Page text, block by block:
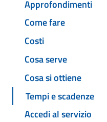
Approfondimenti
Come fare
Costi
Cosa serve
Cosa si ottiene
Tempi e scadenze
Accedi al servizio